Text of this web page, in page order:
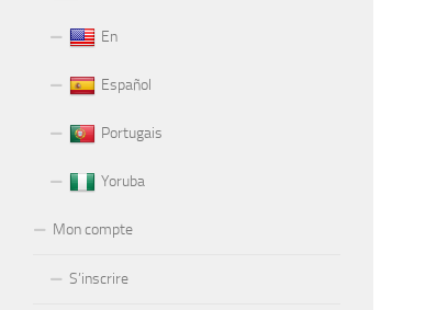
En
Español
Portugais
Yoruba
Mon compte
S’inscrire